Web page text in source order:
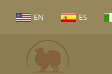
EN ES